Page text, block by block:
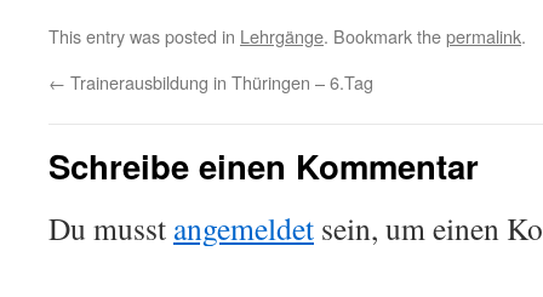
This entry was posted in Lehrgänge. Bookmark thepermalink.
← Trainerausbildung in Thüringen – 6.Tag
Schreibe einen Kommentar
Du musst angemeldet sein, um einen